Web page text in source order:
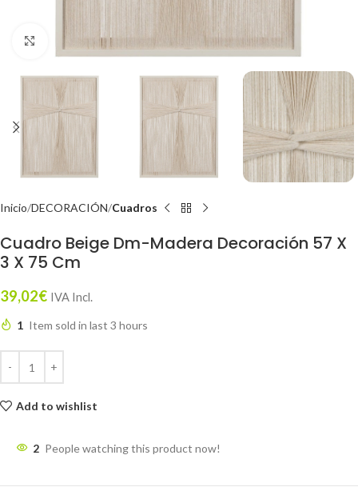
Click to enlarge
Inicio DECORACIÓN Cuadros
Cuadro Beige Dm-Madera Decoración 57 X
3 X 75 Cm
39,02€ IVA Incl.
1 Item sold in last 3 hours
Add to wishlist
2 People watching this product now!